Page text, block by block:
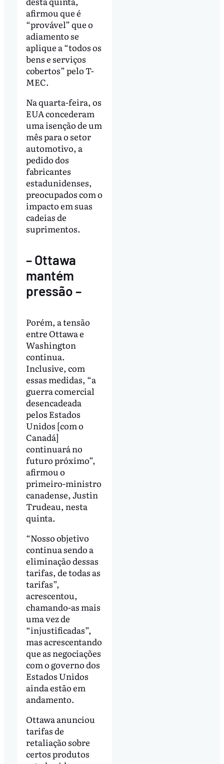
afirmou que é
“provável” que o
adiamento se
aplique a “todos os
bens e serviços
cobertos” pelo T-
MEC.
Na quarta-feira, os
EUA concederam
uma isenção de um
mês para o setor
automotivo, a
pedido dos
fabricantes
estadunidenses,
preocupados com o
impacto em suas
cadeias de
suprimentos.
– Ottawa
mantém
pressão –
Porém, a tensão
entre Ottawa e
Washington
continua.
Inclusive, com
essas medidas, “a
guerra comercial
desencadeada
pelos Estados
Unidos [com o
Canadá]
continuará no
futuro próximo”,
afirmou o
primeiro-ministro
canadense, Justin
Trudeau, nesta
quinta.
“Nosso objetivo
continua sendo a
eliminação dessas
tarifas, de todas as
tarifas”,
acrescentou,
chamando-as mais
uma vez de
“injustificadas”,
mas acrescentando
que as negociações
com o governo dos
Estados Unidos
ainda estão em
andamento.
Ottawa anunciou
tarifas de
retaliação sobre
certos produtos